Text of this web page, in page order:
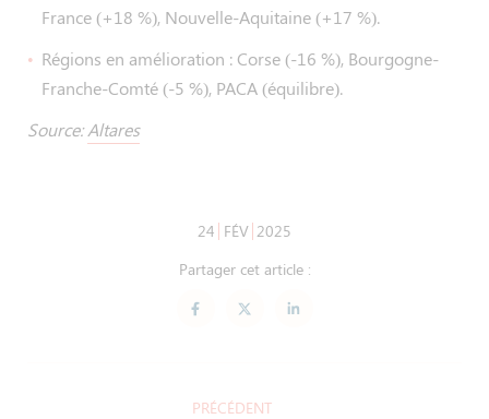
France (+18 %), Nouvelle-Aquitaine (+17 %).
Régions en amélioration : Corse (-16 %), Bourgogne-
Franche-Comté (-5 %), PACA (équilibre).
Source:Altares
24 FÉV 2025
Partager cet article :
PRÉCÉDENT